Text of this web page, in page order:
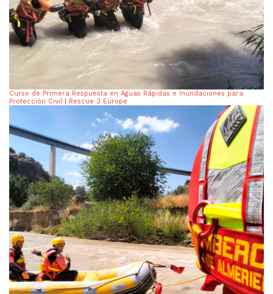
Curso de Primera Respuesta en Aguas Rápidas e Inundaciones para
Protección Civil | Rescue 3 Europe